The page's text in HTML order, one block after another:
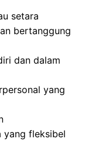
setara
bertanggung
dan dalam
yang
yang fleksibel